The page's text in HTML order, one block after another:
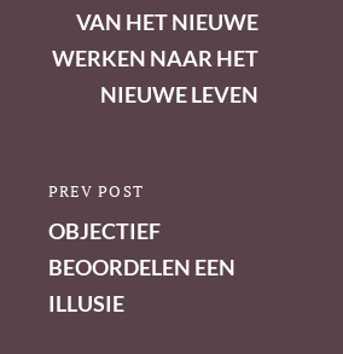
PREVIOUS
POST
PREV POST
OBJECTIEF
BEOORDELEN EEN
ILLUSIE
POST
VAN HET NIEUWE
WERKEN NAAR HET
NIEUWE LEVEN